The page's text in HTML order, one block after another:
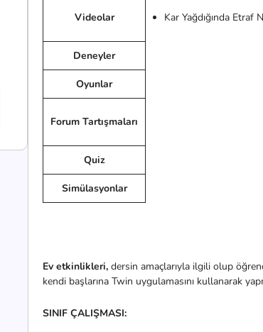
Videolar Kar Yağdığında Etraf
Deneyler
Oyunlar
Forum Tartışmaları
Quiz
Simülasyonlar
Ev etkinlikleri, dersin amaçlarıyla ilgili olup
kendi başlarına Twin uygulamasını kullanarak
SINIF ÇALIŞMASI: